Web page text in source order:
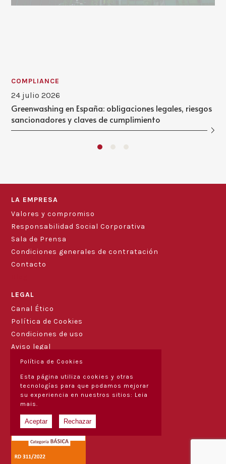
COMPLIANCE
24 julio 2026
Greenwashing en España: obligaciones legales, riesgos
sancionadores y claves de cumplimiento
LA EMPRESA
Valores y compromiso
Responsabilidad Social Corporativa
Sala de Prensa
Condiciones generales de contratación
Contacto
LEGAL
Canal Ético
Política de Cookies
Condiciones de uso
Aviso legal
Política de Cookies
Esta página utiliza cookies y otras
tecnologías para que podamos mejorar
su experiencia en nuestros sitios: Leia
mais.
Aceptar Rechazar